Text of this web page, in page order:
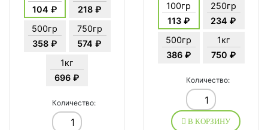
104 ₽
218 ₽
500гр
358 ₽
750гр
574 ₽
1кг
696 ₽
Количество:
100гр
113 ₽
250гр
234 ₽
500гр
386 ₽
1кг
750 ₽
Количество:
В КОРЗИНУ